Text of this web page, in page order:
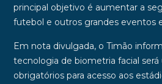
principal objetivo é aumentar a
futebol e outros grandes eventos
Em nota divulgada, o Timão
tecnologia de biometria facial
obrigatórios para acesso aos